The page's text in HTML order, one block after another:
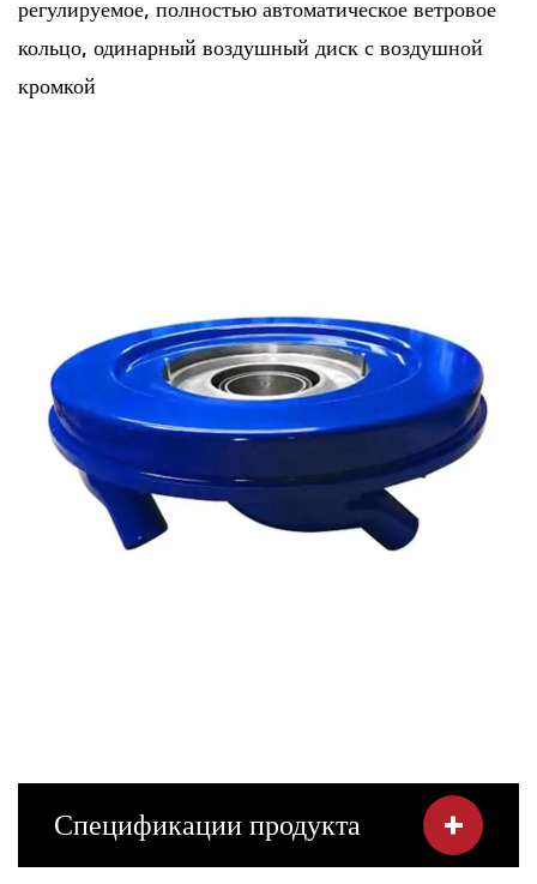
регулируемое, полностью автоматическое ветровое
кольцо, одинарный воздушный диск с воздушной
кромкой
Спецификации продукта